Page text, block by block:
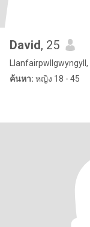
David, 25
ค้นหา: หญิง 18 - 45